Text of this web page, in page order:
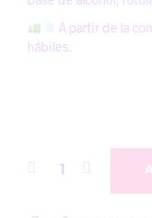
A partir de la
hábiles.